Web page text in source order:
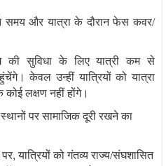
समय और यात्रा के दौरान फेस कवर/
की सुविधा के लिए यात्री कम से
केवल उन्हीं यात्रियों को यात्रा
कोई लक्षण नहीं होंगे।
पर सामाजिक दूरी रखने का
,यात्रियों को गंतव्य राज्य/संघशासित